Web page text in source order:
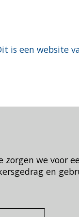
we voor
en
is een website